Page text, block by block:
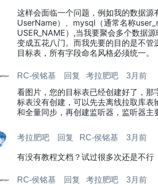
这样会面临一个问题，例如我的数据
UserName）、mysql（通常名称
USER_NAME）,当我要聚会多个数据
变成五花八门。而我先要的目的是不
目标表，所有字段命名风格必须统一。
RC-侯铭基 回复 考拉肥吧 3月前
看图片，您的目标表已经创建好了，
标表没有创建，可以先去离线拉取库
和全量同步，再创建监听器，监听器主
考拉肥吧 回复 RC-侯铭基 3月前
有没有教程文档？试过很多次还是不行
RC-侯铭基 回复 考拉肥吧 3月前